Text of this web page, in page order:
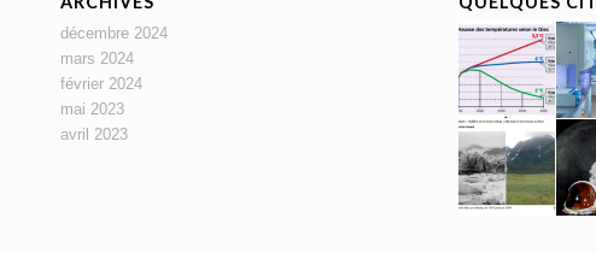
décembre 2024
mars 2024
février 2024
mai 2023
avril 2023